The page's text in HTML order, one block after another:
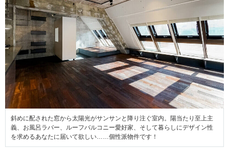
斜めに配された窓から太陽光がサンサンと降り注ぐ室内。陽当たり至上主
義、お風呂ラバー、ルーフバルコニー愛好家、そして暮らしにデザイン性
を求めるあなたに届いて欲しい……個性派物件です！